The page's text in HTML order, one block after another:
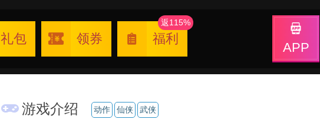
APP
礼包 领券 福利
返115%
游戏介绍 动作 仙侠 武侠